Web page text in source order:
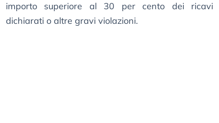
importo superiore al 30 per cento dei ricavi
dichiarati o altre gravi violazioni.